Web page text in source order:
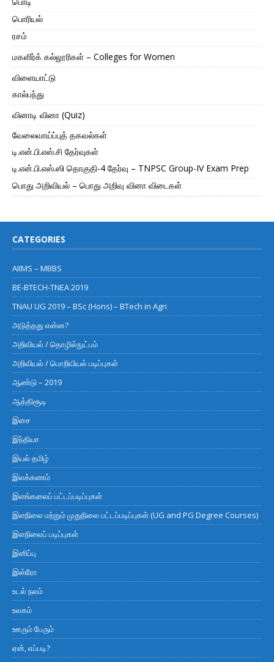
பொரியல்
ரசம்
மகளிர்க் கல்லூரிகள் – Colleges for Women
விளையாட்டு
கால்பந்து
வினாடி வினா (Quiz)
வேலைவாய்ப்புத் தகவல்கள்
டி.என்.பி.எஸ்.சி தேர்வுகள்
டி.என்.பி.எஸ்.ஸி தொகுதி-4 தேர்வு – TNPSC Group-IV Exam Prep
பொது அறிவியல் – பொது அறிவு வினா விடைகள்
CATEGORIES
AIIMS – MBBS
BE-BTECH-TNEA 2019
TNAU UG 2019 – BSc (Hons) – BTech in Agri
அடுத்தது என்ன?
அறிவியல் / தொழில்நுட்பம்
அறிவியல் / பொறியியல் படிப்புகள்
ஆண்டு – 2019
ஆத்திசூடி
இசை
இந்தியா
இயல் தமிழ்
இலக்கணம்
இளங்கலைப் பட்டப்படிப்புகள்
இளநிலை மற்றும் முதுநிலை பட்டப்படிப்புகள் (UG and PG Degree Courses)
இளநிலைப் படிப்புகள்
இனிப்பு
இஸ்ரோ
உடல் நலம்
உலகம்
ஊரும் பேரும்
ஏன், எப்படி?